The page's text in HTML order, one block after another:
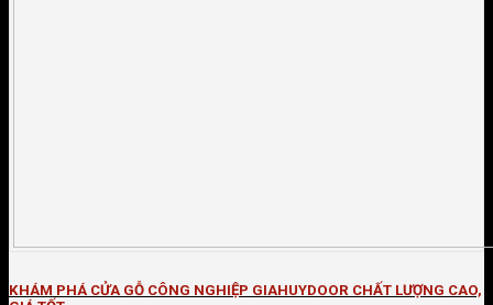
KHÁM PHÁ CỬA GỖ CÔNG NGHIỆP GIAHUYDOOR CHẤT LƯỢNG CAO,